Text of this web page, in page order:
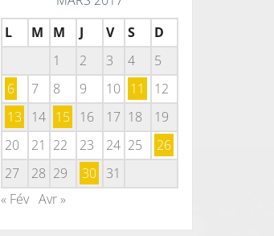
L
M M J V S
D
1
2 3 4
5
6
7 8 9 10 11
12
13
14 15 16 17 18
19
20
21 22 23 24 25
26
27
28 29 30 31
« Fév Avr »